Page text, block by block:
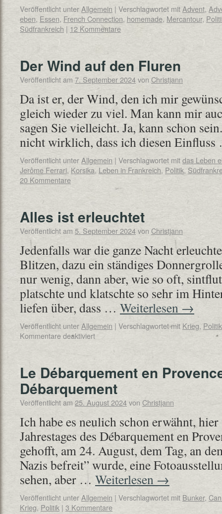
Veröffentlicht unterAllgemein | Verschlagwortet mit Advent,
eben, Essen, French Connection, homemade, Mercantour,
Südfrankreich | 12 Kommentare
Der Wind auf den Fluren
Veröffentlicht am 7. September 2024von Christjann
Da ist er, der Wind, den ich mir
gleich wieder zu viel. Man kann mir
sagen Sie vielleicht. Ja, kann schon
nicht wirklich, dass ich diesen
Veröffentlicht unterAllgemein | Verschlagwortet mitdas Leben
Jerôme Ferrari, Korsika, Leben in Frankreich, Politik,
20 Kommentare
Alles ist erleuchtet
Veröffentlicht am 5. September 2024von Christjann
Jedenfalls war die ganze Nacht
Blitzen, dazu ein ständiges
nur wenig, dann aber, wie so oft,
platschte und klatschte so sehr im
liefen über, dass … Weiterlesen →
Veröffentlicht unter Allgemein | Verschlagwortet mit Krieg, Politik
Kommentare deaktiviert
Le Débarquement en
Débarquement
Veröffentlicht am 25. August 2024von Christjann
Ich habe es neulich schon erwähnt,
Jahrestages des Débarquement en
gehofft, am 24. August, dem Tag, an
Nazis befreit” wurde, eine
sehen, aber … Weiterlesen →
Veröffentlicht unterAllgemein | Verschlagwortet mit Bunker,
Krieg, Politik | 3 Kommentare